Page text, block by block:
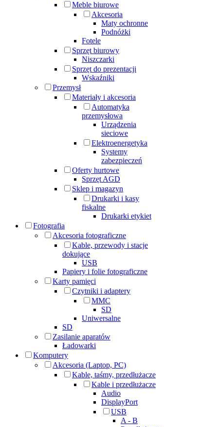
Meble biurowe
Akcesoria
Maty ochronne
Podnóżki
Fotele
Sprzęt biurowy
Niszczarki
Sprzęt do prezentacji
Wskaźniki
Przemysł
Materiały i akcesoria
Automatyka
przemysłowa
Urządzenia
sieciowe
Elektroenergetyka
Systemy
zabezpieczeń
Oferty hurtowe
Sprzęt AGD
Sklep i magazyn
Drukarki i kasy
fiskalne
Drukarki etykiet
Fotografia
Akcesoria fotograficzne
Kable, przewody i stacje
dokujące
USB
Papiery i folie fotograficzne
Karty pamięci
Czytniki i adaptery
MMC
SD
Uniwersalne
SD
Zasilanie aparatów
Ładowarki
Komputery
Akcesoria (Laptop, PC)
Kable, taśmy, przedłużacze
Kable i przedłużacze
Audio
DisplayPort
USB
A - B